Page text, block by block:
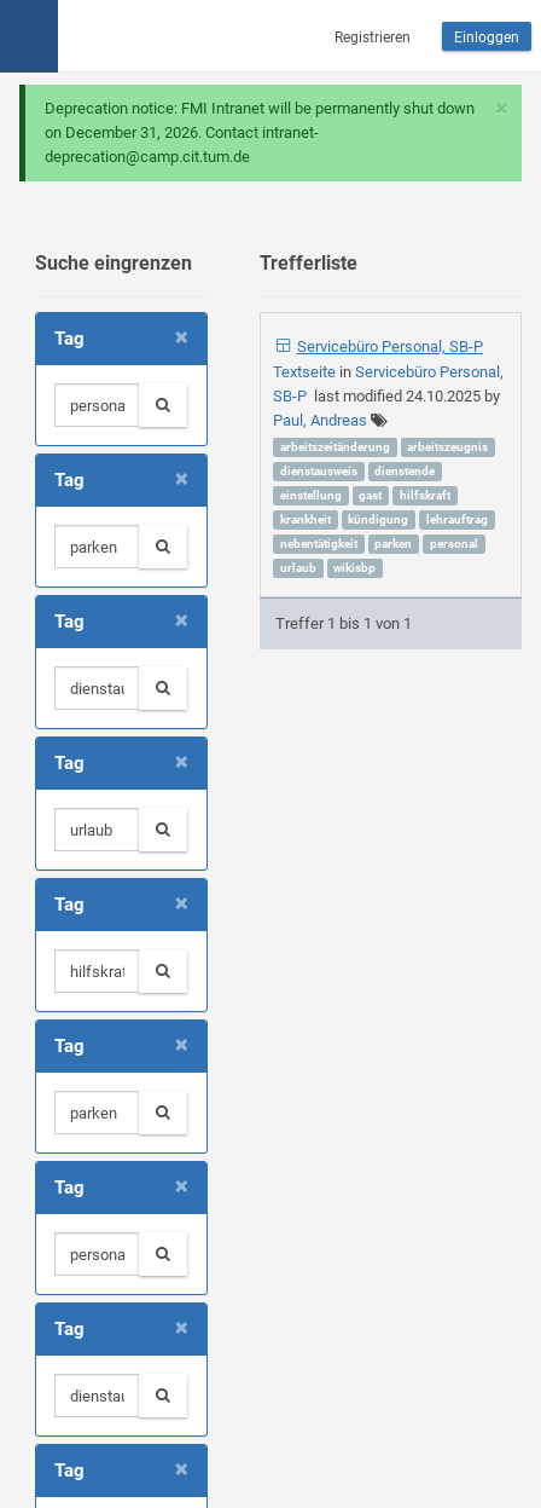
Registrieren Einloggen
×
Deprecation notice: FMI Intranet will be permanently shut down
on December 31, 2026. Contact intranet-
deprecation@camp.cit.tum.de
Suche eingrenzen
×
Tag
×
Tag
×
Tag
×
Tag
×
Tag
×
Tag
×
Tag
×
Tag
×
Tag
Trefferliste
Servicebüro Personal, SB-P
Textseite in Servicebüro Personal,
SB-Plast modified 24.10.2025by
Paul, Andreas
arbeitszeitänderung
arbeitszeugnis
dienstausweis
dienstende
einstellung
gast
hilfskraft
krankheit
kündigung
lehrauftrag
nebentätigkeit
parken
personal
urlaub
wikisbp
Treffer 1 bis 1 von 1